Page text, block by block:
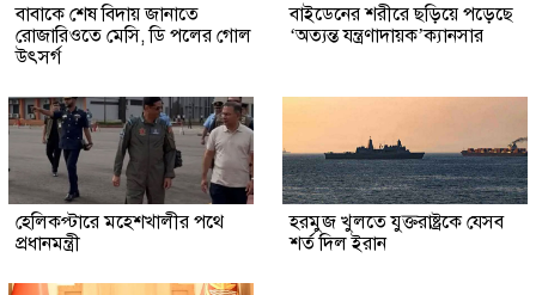
বাবাকে শেষ বিদায় জানাতে
রোজারিওতে মেসি, ডি পলের গোল
উৎসর্গ
বাইডেনের শরীরে ছড়িয়ে পড়েছে
‘অত্যন্ত যন্ত্রণাদায়ক’ক্যানসার
হেলিকপ্টারে মহেশখালীর পথে
প্রধানমন্ত্রী
হরমুজ খুলতে যুক্তরাষ্ট্রকে যেসব
শর্ত দিল ইরান